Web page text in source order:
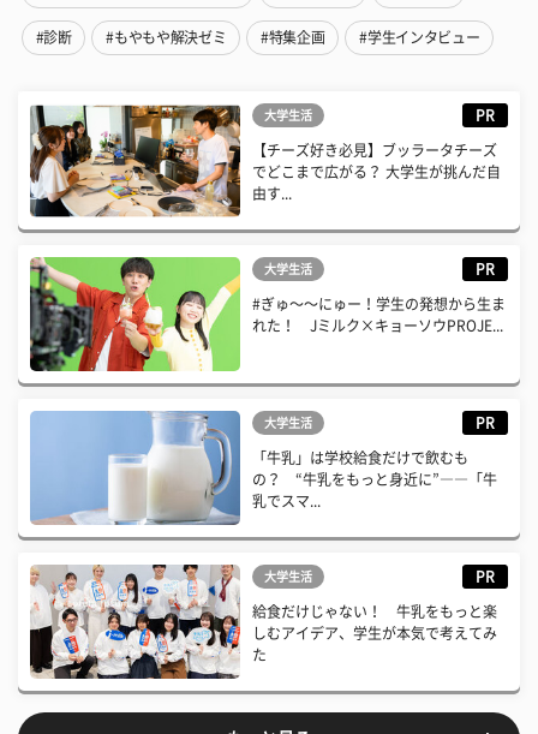
#診断 #もやもや解決ゼミ #特集企画 #学生インタビュー
大学生活 PR
【チーズ好き必見】ブッラータチーズ
でどこまで広がる？ 大学生が挑んだ自
由す...
大学生活 PR
#ぎゅ〜〜にゅー！学生の発想から生ま
れた！ Jミルク×キョーソウPROJE...
大学生活 PR
「牛乳」は学校給食だけで飲むも
の？ “牛乳をもっと身近に”――「牛
乳でスマ...
大学生活 PR
給食だけじゃない！ 牛乳をもっと楽
しむアイデア、学生が本気で考えてみ
た